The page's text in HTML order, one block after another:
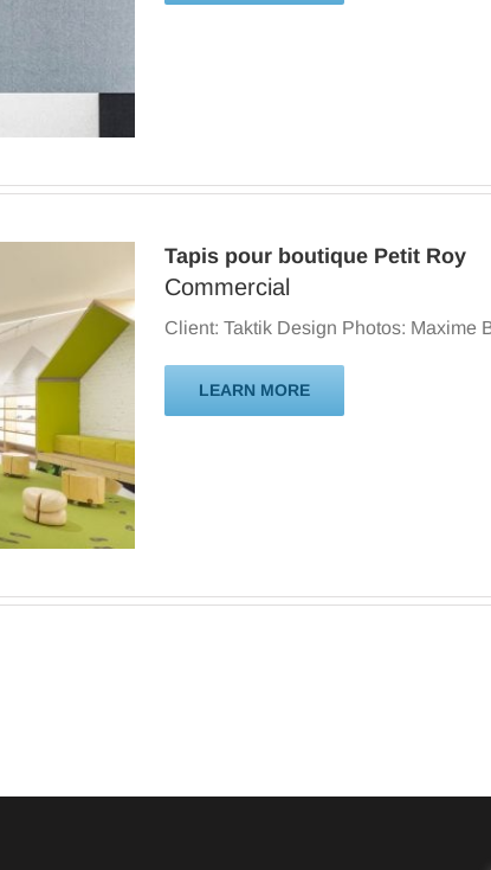
Tapis pour boutique Petit Roy
Commercial
Client: Taktik Design Photos: Maxime
LEARN MORE